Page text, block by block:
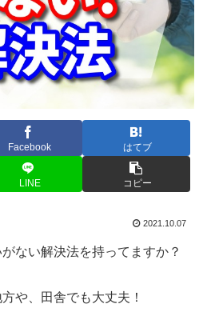
Facebook はてブ
LINE コピー
2021.10.07
ない解決法を持ってますか？
や、田舎でも大丈夫！